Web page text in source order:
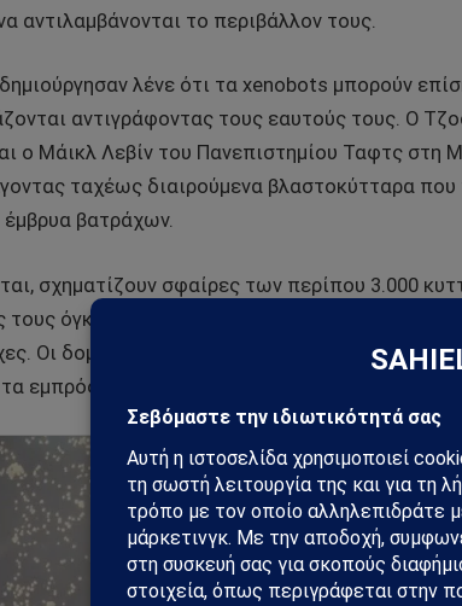
αντιλαμβάνονται το περιβάλλον τους.
λένε ότι τα xenobots μπορούν
αντιγράφοντας τους εαυτούς τους. Ο
ο Μάικλ Λεβίν του Πανεπιστημίου Ταφτς στη
ταχέως διαιρούμενα βλαστοκύτταρα που
βατράχων.
σχηματίζουν σφαίρες των περίπου 3.000
όγκους έχει πλάτος περίπου μισό
Οι δομές αυτές λειτουργούν σαν κουπιά,
εμπρός, είπε ο Μπόνγκαρντ.